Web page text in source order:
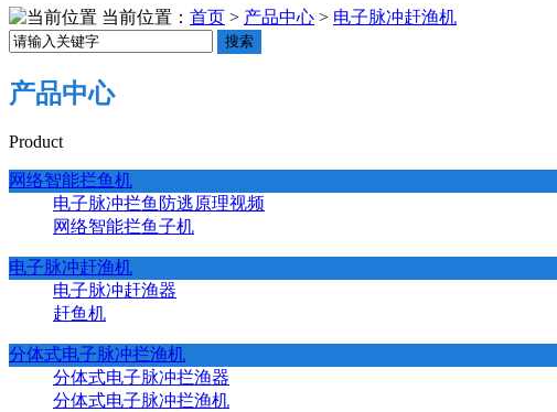
当前位置： 首页 > 产品中心 > 电子脉冲赶渔机
搜索
产品中心
Product
网络智能拦鱼机
电子脉冲拦鱼防逃原理视频
网络智能拦鱼子机
电子脉冲赶渔机
电子脉冲赶渔器
赶鱼机
分体式电子脉冲拦渔机
分体式电子脉冲拦渔器
分体式电子脉冲拦渔机